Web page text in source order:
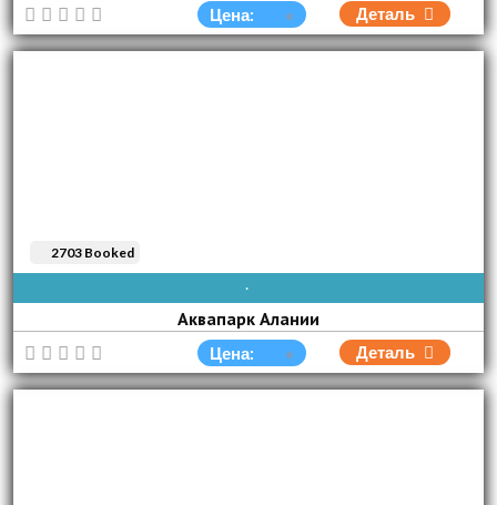
Цена: Деталь
AVAIBLE EVERY DAY
Аквапарк Алании
2703 Booked
Цена: Деталь